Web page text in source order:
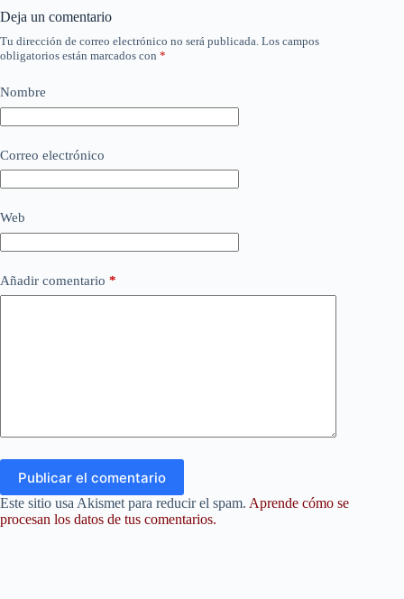
Deja un comentario
Tu dirección de correo electrónico no será publicada. Los campos
obligatorios están marcados con *
Nombre
Correo electrónico
Web
Añadir comentario *
Publicar el comentario
Este sitio usa Akismet para reducir el spam. Aprende cómo se
procesan los datos de tus comentarios.